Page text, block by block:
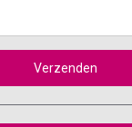
Verzenden